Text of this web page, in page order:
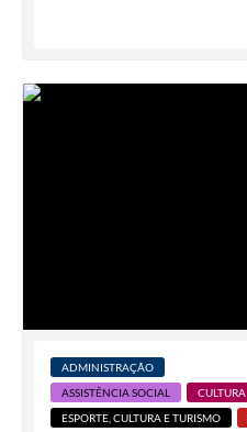
Enquete
Agenda
ADMINISTRAÇÃO
ASSISTÊNCIA SOCIAL
CULTURA
ESPORTE, CULTURA E TURISMO